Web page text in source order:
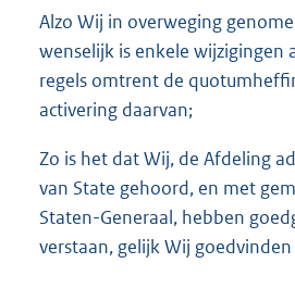
Alzo Wij in overweging
wenselijk is enkele wijzigingen
regels omtrent de
activering daarvan;
Zo is het dat Wij, de Afdeling
van State gehoord, en met
Staten-Generaal, hebben
verstaan, gelijk Wij